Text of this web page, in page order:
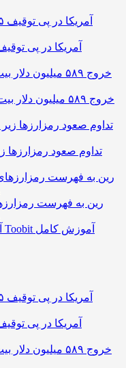
خروج ۵۸۹ میلیون
تداوم صعود
رین به فهرست
آموزش کامل